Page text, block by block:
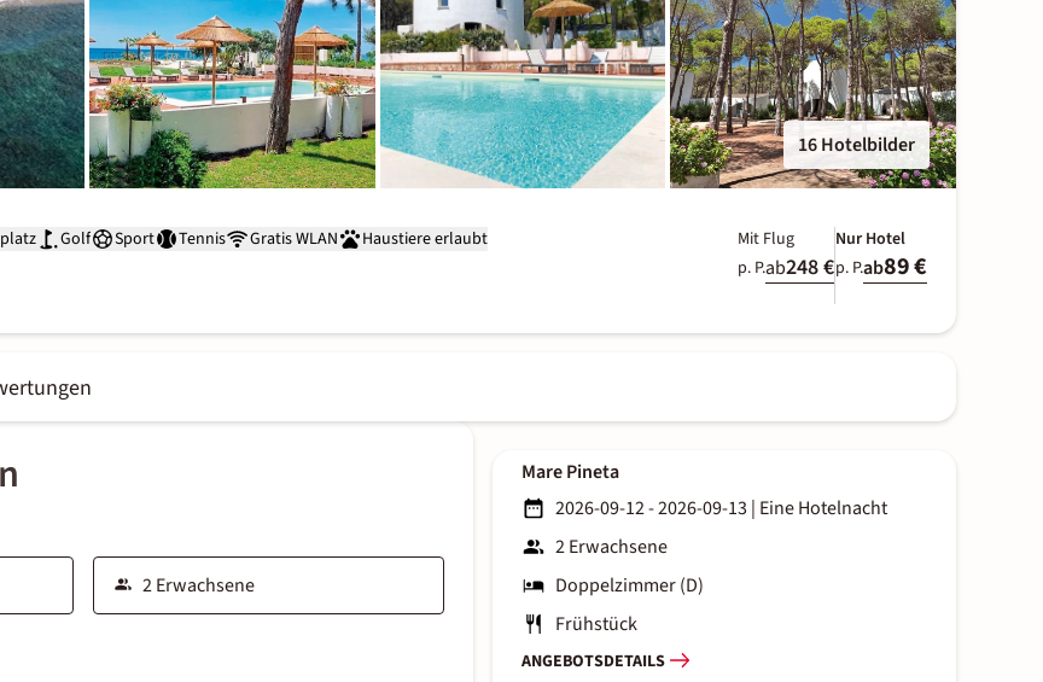
16 Hotelbilder
Golf Sport Tennis Gratis WLAN Haustiere erlaubt
Mit Flug
p. P.ab248 €
Nur Hotel
p. P.ab89 €
Mare Pineta
2026-09-12 - 2026-09-13 | Eine Hotelnacht
2 Erwachsene
Doppelzimmer (D)
Frühstück
ANGEBOTSDETAILS